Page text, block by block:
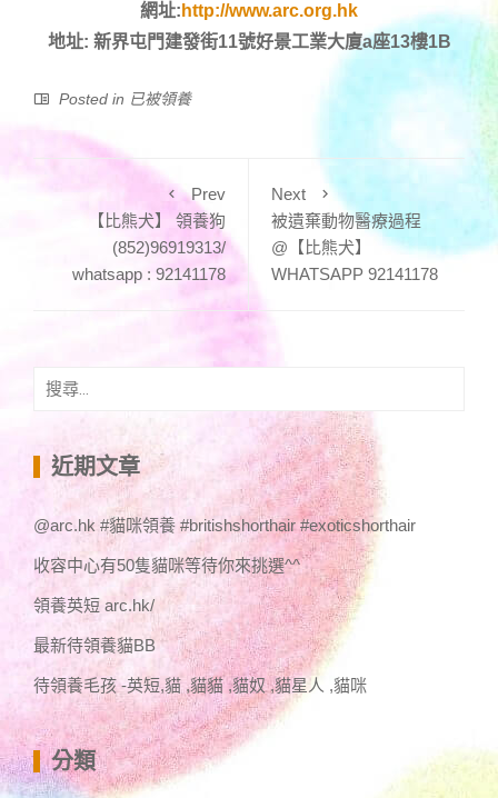
網址: http://www.arc.org.hk
地址: 新界屯門建發街11號好景工業大廈a座13樓1B
Posted in 已被領養
Prev
【比熊犬】 領養狗
(852)96919313/
whatsapp : 92141178
Next
被遺棄動物醫療過程
@【比熊犬】
WHATSAPP 92141178
搜
鍵 近期文章
@arc.hk #貓咪領養 #britishshorthair #exoticshorthair
收容中心有50隻貓咪等待你來挑選^^
領養英短 arc.hk/
最新待領養貓BB
待領養毛孩 -英短,貓 ,貓貓 ,貓奴 ,貓星人 ,貓咪
分類